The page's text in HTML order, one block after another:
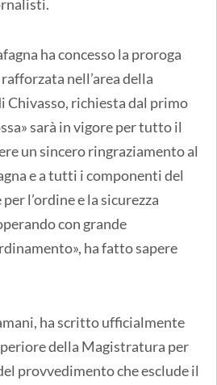
ha concesso la proroga
nell’area della
Chivasso, richiesta dal primo
sarà in vigore per tutto il
un sincero ringraziamento al
e a tutti i componenti del
l’ordine e la sicurezza
con grande
ha fatto sapere
ha scritto ufficialmente
della Magistratura per
provvedimento che esclude il